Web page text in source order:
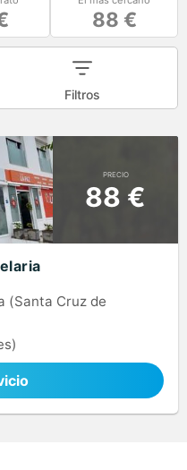
88 €
Filtros
PRECIO
88 €
(Santa Cruz de